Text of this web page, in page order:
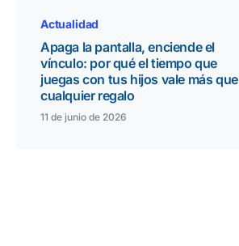
Actualidad
Apaga la pantalla, enciende el
vínculo: por qué el tiempo que
juegas con tus hijos vale más que
cualquier regalo
11 de junio de 2026